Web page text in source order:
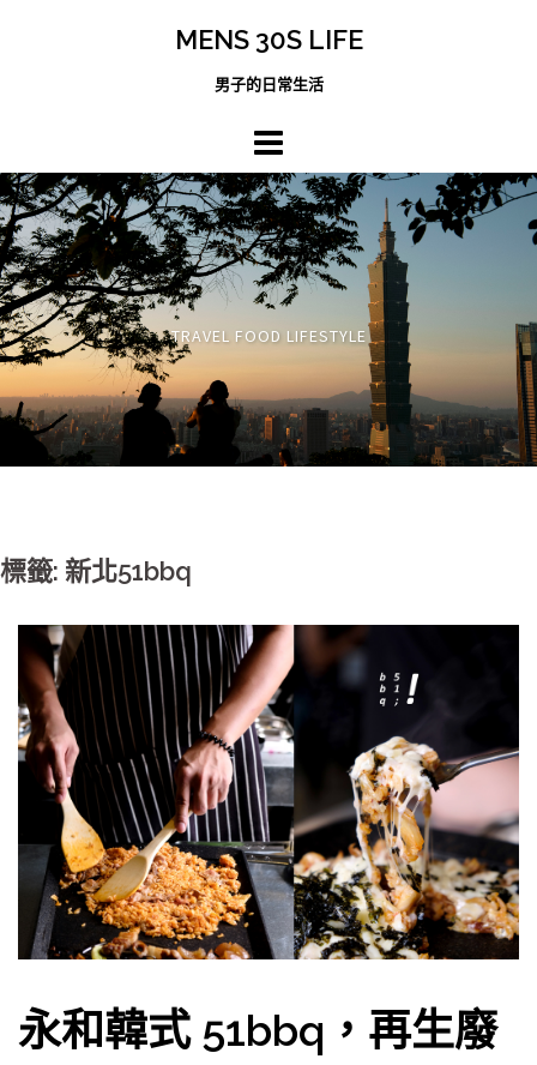
MENS 30S LIFE
男子的日常生活
TRAVEL FOOD LIFESTYLE
標籤: 新北51bbq
永和韓式 51bbq，再生廢